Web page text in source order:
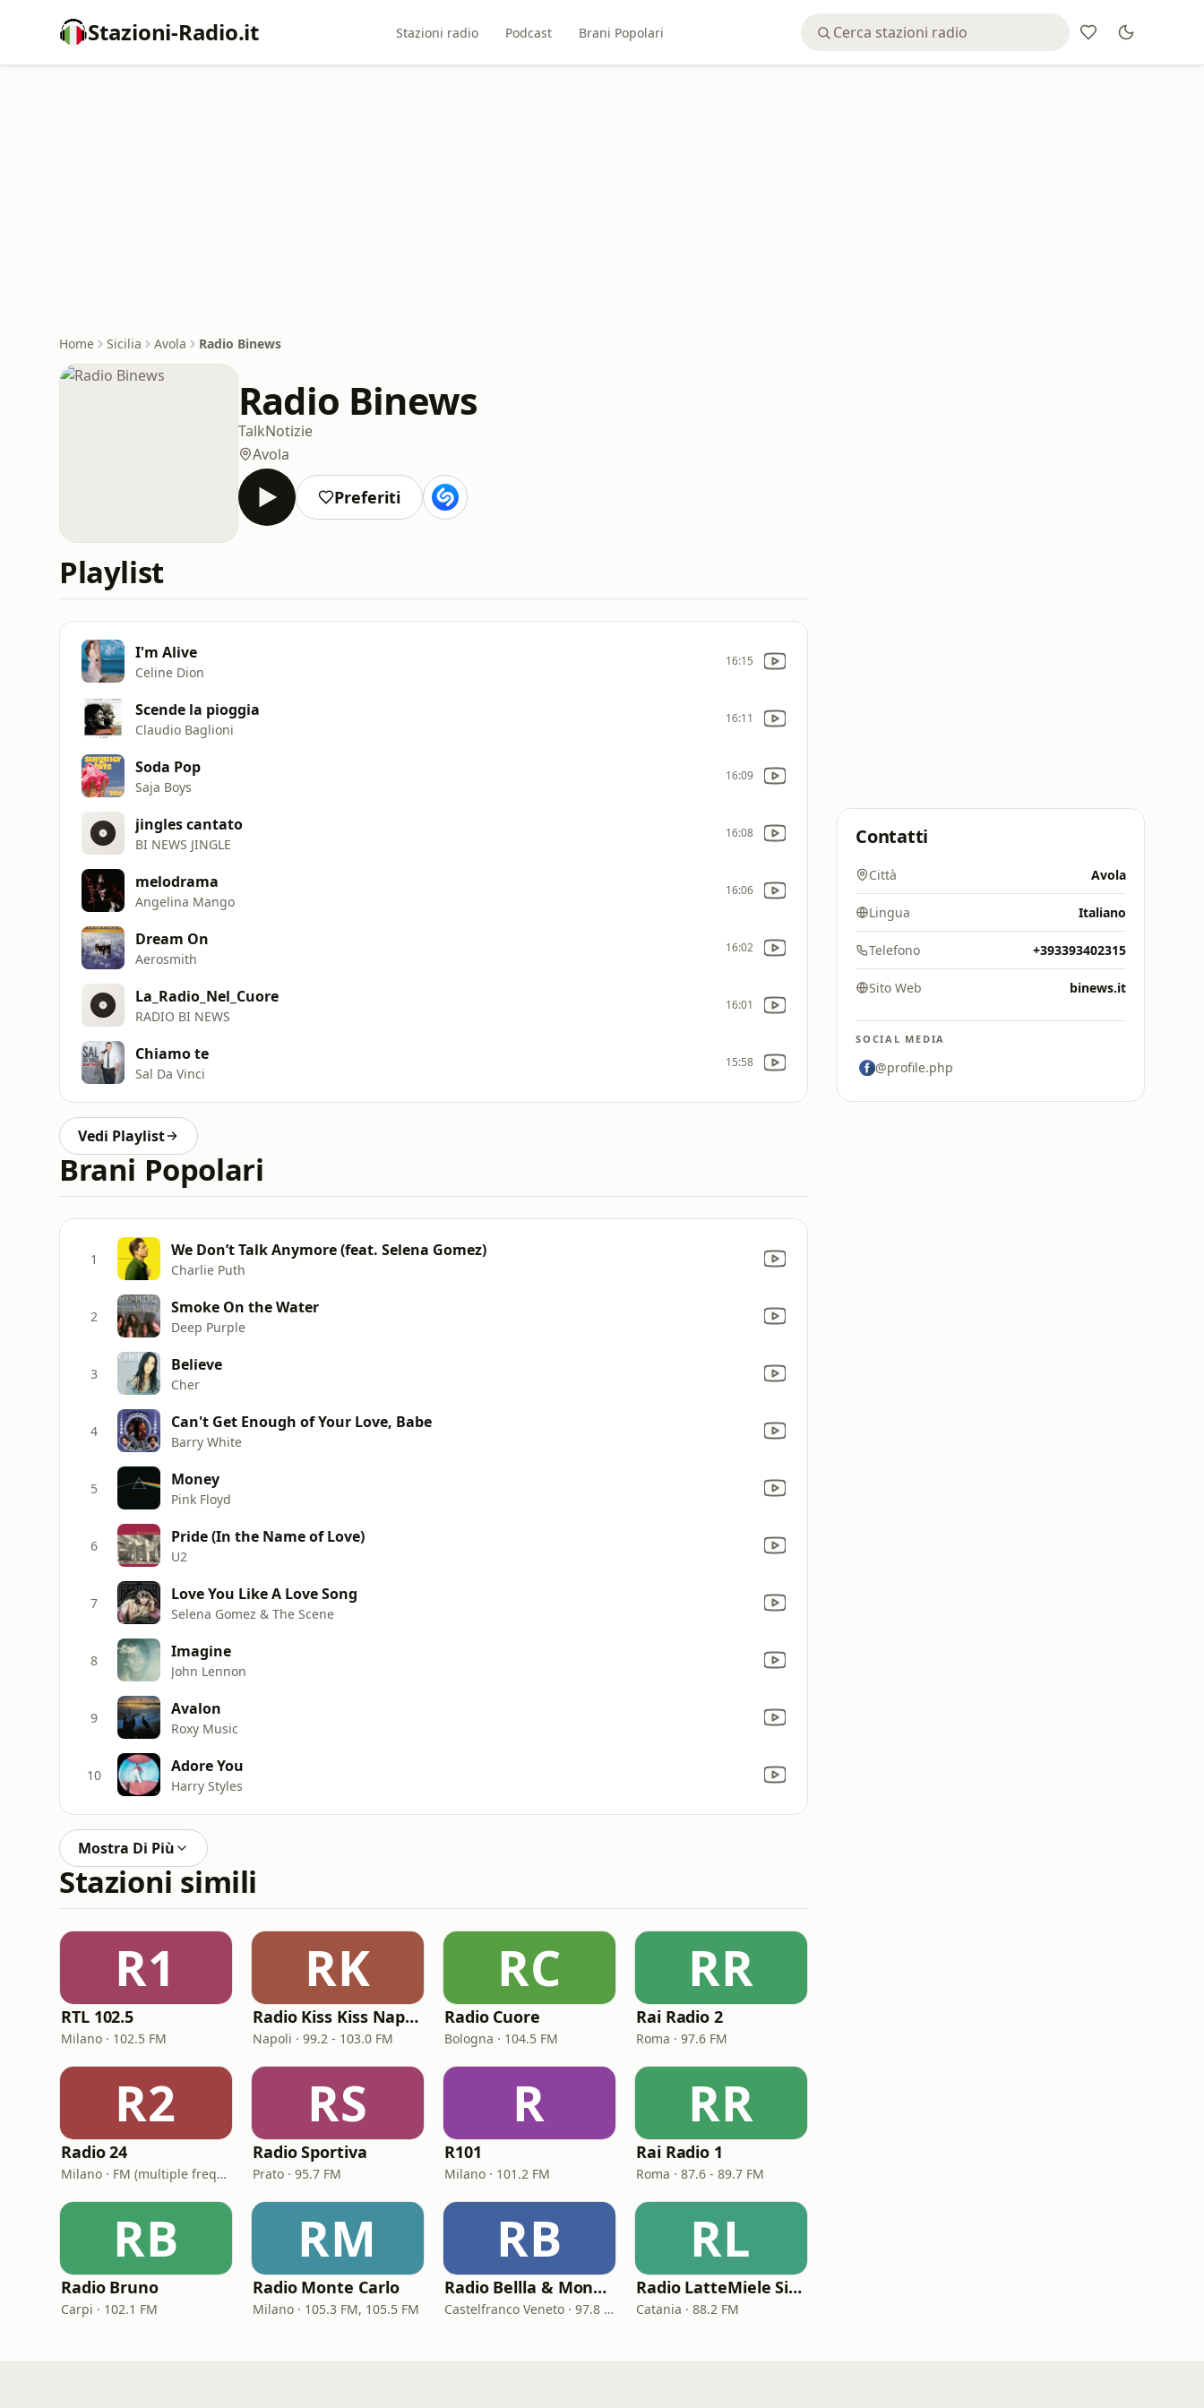
Stazioni-Radio.it Stazioni radio Podcast Brani Popolari
Home Sicilia Avola Radio Binews
Radio Binews
TalkNotizie
Avola
Preferiti
Playlist
I'm Alive
Celine Dion
16:15
Scende la pioggia
Claudio Baglioni
16:11
Soda Pop
Saja Boys
16:09
jingles cantato
BI NEWS JINGLE
16:08
melodrama
Angelina Mango
16:06
Dream On
Aerosmith
16:02
La_Radio_Nel_Cuore
RADIO BI NEWS
16:01
Chiamo te
Sal Da Vinci
15:58
Vedi Playlist
Brani Popolari
1 We Don’t Talk Anymore (feat. Selena Gomez)
Charlie Puth
2 Smoke On the Water
Deep Purple
3 Believe
Cher
4 Can't Get Enough of Your Love, Babe
Barry White
5 Money
Pink Floyd
6 Pride (In the Name of Love)
U2
7 Love You Like A Love Song
Selena Gomez & The Scene
8 Imagine
John Lennon
9 Avalon
Roxy Music
10 Adore You
Harry Styles
Mostra Di Più
Stazioni simili
R1
RTL 102.5
Milano · 102.5 FM
RK
Radio Kiss Kiss Napoli
Napoli · 99.2 - 103.0 FM
RC
Radio Cuore
Bologna · 104.5 FM
RR
Rai Radio 2
Roma · 97.6 FM
R2
Radio 24
Milano · FM (multiple frequencies nationwide), DAB, Satellite
RS
Radio Sportiva
Prato · 95.7 FM
R
R101
Milano · 101.2 FM
RR
Rai Radio 1
Roma · 87.6 - 89.7 FM
RB
Radio Bruno
Carpi · 102.1 FM
RM
Radio Monte Carlo
Milano · 105.3 FM, 105.5 FM
RB
Radio Bellla & Monella
Castelfranco Veneto · 97.8 FM
RL
Radio LatteMiele Sicilia
Catania · 88.2 FM
Contatti
Città Avola
Lingua Italiano
Telefono +393393402315
Sito Web binews.it
SOCIAL MEDIA
@profile.php